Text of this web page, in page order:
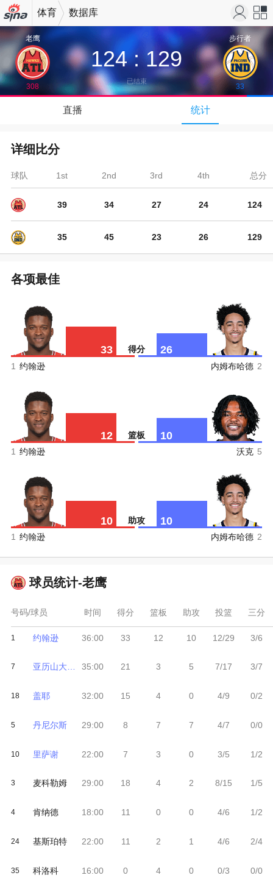
机新浪 站导
航
体育 数据库
老鹰
308
步行者
33
124 : 129
已结束
直播 统计
详细比分
球队 1st
39
35
2nd
34
45
3rd
27
23
4th
24
26
总分
124
129
各项最佳
33
1 约翰逊
得分 26
内姆布哈德 2
12
1 约翰逊
篮板 10
沃克 5
10
1 约翰逊
助攻 10
内姆布哈德 2
球员统计-老鹰
号码/球员
1 约翰逊
7 亚历山大-沃克
18 盖耶
5 丹尼尔斯
10 里萨谢
3 麦科勒姆
4 肯纳德
24 基斯珀特
35 科洛科
时间
36:00
35:00
32:00
29:00
22:00
29:00
18:00
22:00
16:00
得分
33
21
15
8
7
18
11
11
0
篮板
12
3
4
7
3
4
0
2
4
助攻
10
5
0
7
0
2
0
1
0
投篮
12/29
7/17
4/9
4/7
3/5
8/15
4/6
4/6
0/3
三分
3/6
3/7
0/2
0/0
1/2
1/5
1/2
2/4
0/0